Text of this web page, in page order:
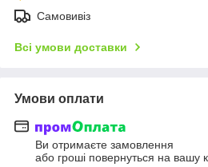
Самовивіз
Всі умови доставки
Умови оплати
Ви отримаєте замовлення
або гроші повернуться на вашу